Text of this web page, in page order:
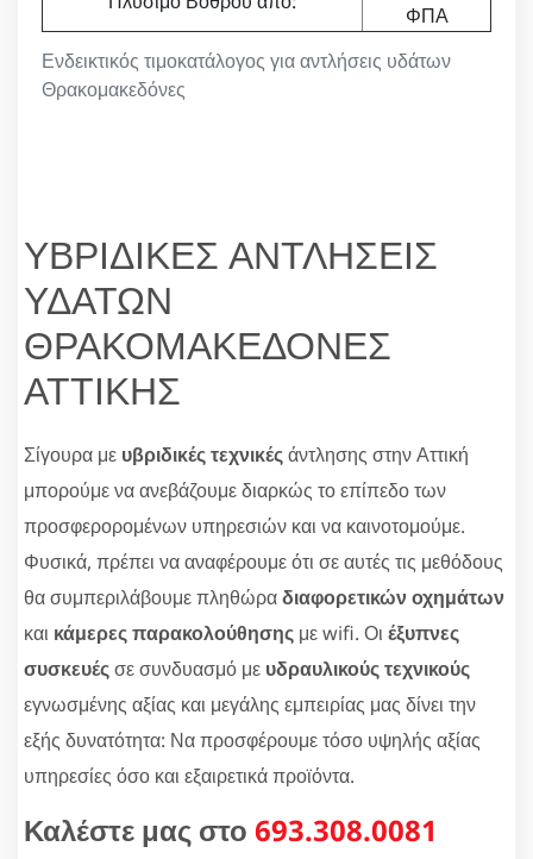
Ενδεικτικός τιμοκατάλογος για αντλήσεις υδάτων
Θρακομακεδόνες
ΦΠΑ
ΥΒΡΙΔΙΚΕΣ ΑΝΤΛΗΣΕΙΣ
ΥΔΑΤΩΝ
ΘΡΑΚΟΜΑΚΕΔΟΝΕΣ
ΑΤΤΙΚΗΣ
Σίγουρα με υβριδικές τεχνικέςάντλησης στην Αττική
μπορούμε να ανεβάζουμε διαρκώς το επίπεδο των
προσφερορομένων υπηρεσιών και να καινοτομούμε.
Φυσικά, πρέπει να αναφέρουμε ότι σε αυτές τις μεθόδους
θα συμπεριλάβουμε πληθώραδιαφορετικών οχημάτων
και κάμερες παρακολούθησης με wifi. Οι έξυπνες
συσκευέςσε συνδυασμό με υδραυλικούς τεχνικούς
εγνωσμένης αξίας και μεγάλης εμπειρίας μας δίνει την
εξής δυνατότητα: Να προσφέρουμε τόσο υψηλής αξίας
υπηρεσίες όσο και εξαιρετικά προϊόντα.
Καλέστε μας στο 693.308.0081